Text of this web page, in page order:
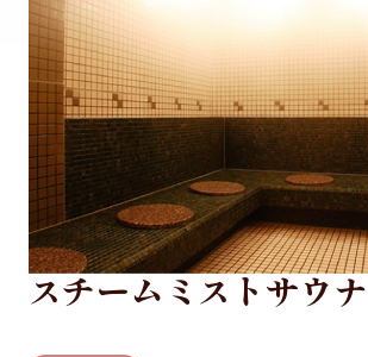
スチームミストサウナ